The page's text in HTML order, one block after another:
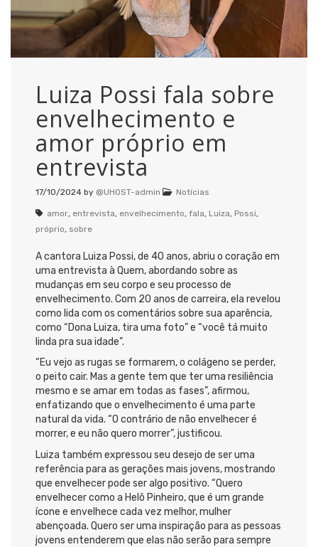
Luiza Possi fala sobre
envelhecimento e
amor próprio em
entrevista
17/10/2024 by @UHOST-admin Notícias
amor, entrevista, envelhecimento, fala, Luiza, Possi,
próprio, sobre
A cantora Luiza Possi, de 40 anos, abriu o coração em
uma entrevista à Quem, abordando sobre as
mudanças em seu corpo e seu processo de
envelhecimento. Com 20 anos de carreira, ela revelou
como lida com os comentários sobre sua aparência,
como “Dona Luiza, tira uma foto” e “você tá muito
linda pra sua idade”.
“Eu vejo as rugas se formarem, o colágeno se perder,
o peito cair. Mas a gente tem que ter uma resiliência
mesmo e se amar em todas as fases”, afirmou,
enfatizando que o envelhecimento é uma parte
natural da vida. “O contrário de não envelhecer é
morrer, e eu não quero morrer”, justificou.
Luiza também expressou seu desejo de ser uma
referência para as gerações mais jovens, mostrando
que envelhecer pode ser algo positivo. “Quero
envelhecer como a Helô Pinheiro, que é um grande
ícone e envelhece cada vez melhor, mulher
abençoada. Quero ser uma inspiração para as pessoas
jovens entenderem que elas não serão para sempre